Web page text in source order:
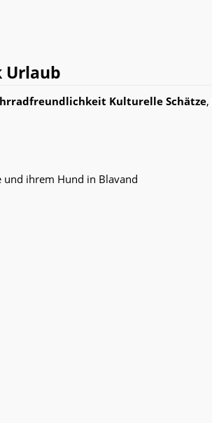
Urlaub
Kulturelle Schätze,
und ihrem Hund in Blavand